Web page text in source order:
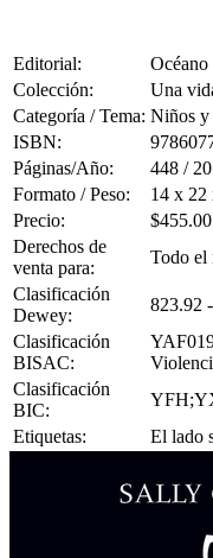
Editorial:
Océano
Colección:
Una
Categoría / Tema: Niños y
ISBN:
Páginas/Año:
448 /
Formato / Peso:
14 x 22
Precio:
Derechos de
venta para:
Todo el
Clasificación
Dewey:
823.92
Clasificación
BISAC:
Clasificación
BIC:
Etiquetas:
El lado